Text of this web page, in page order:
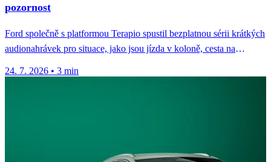
pozornost
Ford společně s platformou Terapio spustil bezplatnou sérii krátkých
audionahrávek pro situace, jako jsou jízda v koloně, cesta na
24. 7. 2026 • 3 min